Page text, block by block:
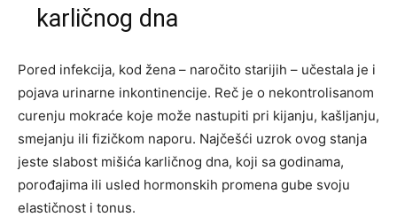
karličnog dna
Pored infekcija, kod žena – naročito starijih – učestala je i
pojava urinarne inkontinencije. Reč je o nekontrolisanom
curenju mokraće koje može nastupiti pri kijanju, kašljanju,
smejanju ili fizičkom naporu. Najčešći uzrok ovog stanja
jeste slabost mišića karličnog dna, koji sa godinama,
porođajima ili usled hormonskih promena gube svoju
elastičnost i tonus.